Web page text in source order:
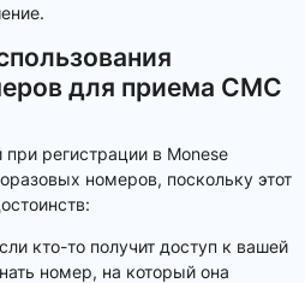
для приема СМС
регистрации в Monese
номеров, поскольку этот
кто-то получит доступ к вашей
номер, на который она